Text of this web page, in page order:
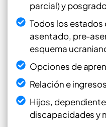
parcial) y
Todos los
asentado, pre-
esquema
Opciones de
Relación e
Hijos,
discapacidades y